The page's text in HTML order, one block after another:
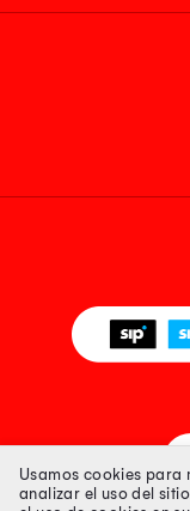
Usamos cookies para
analizar el uso del